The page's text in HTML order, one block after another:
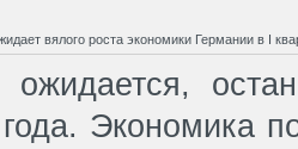
ожидается,
Экономика